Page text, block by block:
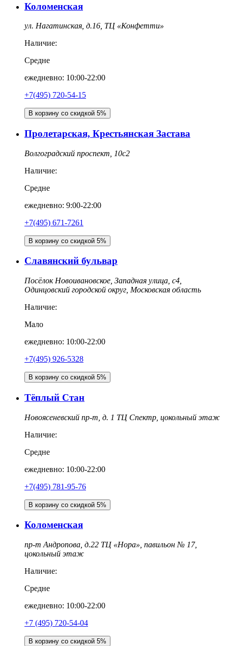
Коломенская
ул. Нагатинская, д.16, ТЦ «Конфетти»
Наличие:
Средне
ежедневно: 10:00-22:00
+7(495) 720-54-15
В корзину со скидкой 5%
Пролетарская, Крестьянская Застава
Волгоградский проспект, 10с2
Наличие:
Средне
ежедневно: 9:00-22:00
+7(495) 671-7261
В корзину со скидкой 5%
Славянский бульвар
Посёлок Новоивановское, Западная улица, с4,
Одинцовский городской округ, Московская область
Наличие:
Мало
ежедневно: 10:00-22:00
+7(495) 926-5328
В корзину со скидкой 5%
Тёплый Стан
Новоясеневский пр-т, д. 1 ТЦ Спектр, цокольный этаж
Наличие:
Средне
ежедневно: 10:00-22:00
+7(495) 781-95-76
В корзину со скидкой 5%
Коломенская
пр-т Андропова, д.22 ТЦ «Нора», павильон № 17,
цокольный этаж
Наличие:
Средне
ежедневно: 10:00-22:00
‎+7 (495) 720-54-04
В корзину со скидкой 5%